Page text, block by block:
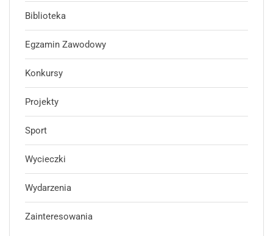
Biblioteka
Egzamin Zawodowy
Konkursy
Projekty
Sport
Wycieczki
Wydarzenia
Zainteresowania